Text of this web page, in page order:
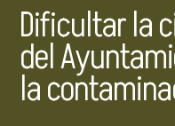
Dificultar la
del
la